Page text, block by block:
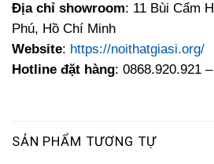
Địa chỉ showroom: 11 Bùi Cẩm
Phú, Hồ Chí Minh
Website: https://noithatgiasi.org/
Hotline đặt hàng: 0868.920.921
SẢN PHẨM TƯƠNG TỰ